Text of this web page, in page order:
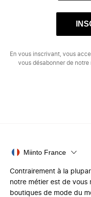
En vous inscrivant, vous
vous désabonner de
Miinto France
Contrairement à la
notre métier est de vous
boutiques de mode du